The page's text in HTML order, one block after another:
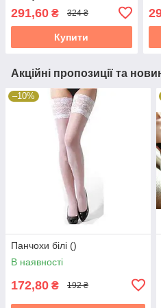
291,60 ₴ 324 ₴
Купити
Акційні пропозиції та
–10%
Панчохи білі ()
В наявності
172,80 ₴ 192 ₴